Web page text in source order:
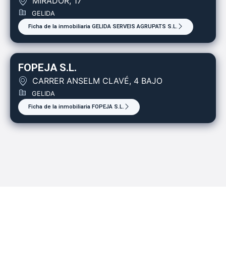
GELIDA
Ficha de la inmobiliaria GELIDA SERVEIS AGRUPATS S.L.
FOPEJA S.L.
CARRER ANSELM CLAVÉ, 4 BAJO
GELIDA
Ficha de la inmobiliaria FOPEJA S.L.